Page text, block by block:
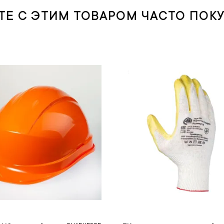
С ЭТИМ ТОВАРОМ ЧАСТО